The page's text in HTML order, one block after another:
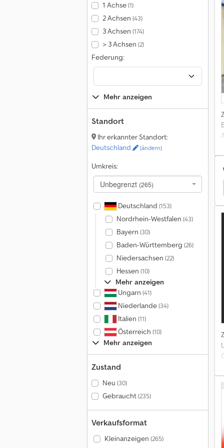
1 Achse(1)
2 Achsen (43)
3 Achsen (174)
> 3 Achsen (2)
Federung:
Mehr anzeigen
Standort
Ihr erkannter Standort:
Deutschland
(ändern)
Umkreis:
Unbegrenzt (265)
Deutschland (153)
Nordrhein-Westfalen (43)
Bayern (30)
Baden-Württemberg (26)
Niedersachsen (22)
Hessen (10)
Mehr anzeigen
Ungarn (41)
Niederlande(34)
Italien (11)
Österreich (10)
Mehr anzeigen
Zustand
Neu (30)
Gebraucht(235)
Verkaufsformat
Kleinanzeigen (265)
Lohr Anhänger Wechselfahrgestell